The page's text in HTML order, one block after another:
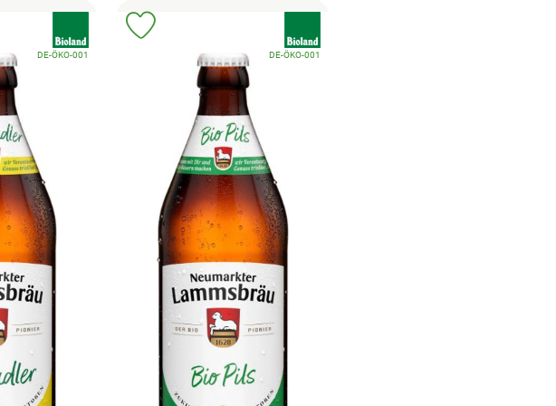
, Kontrollstelle:
DE-ÖKO-001
hinzufügen
, Kontrollstelle:
DE-ÖKO-001
Produkt zu Favouriten hinzufügen